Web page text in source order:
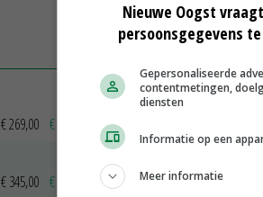
€ 269,00 € 7,00
€ 345,00 € 20,00
Weipoeder
Boerenkaas
Nieuwe Oogst
persoonsgegevens
Gepersonaliseerde
contentmetingen,
diensten
Informatie op een
Meer informatie